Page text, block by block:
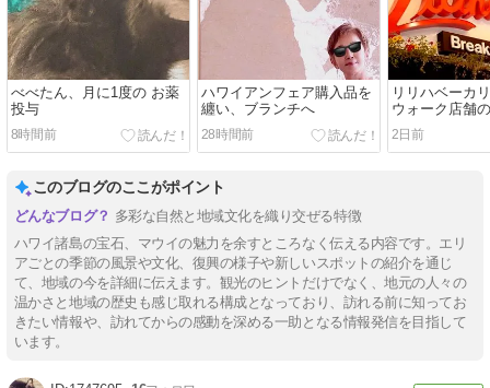
べべたん、月に1度の お薬
投与
8時間前
ハワイアンフェア購入品を
纏い、ブランチへ
28時間前
リリハベーカ
ウォーク店舗
2日前
このブログのここがポイント
多彩な自然と地域文化を織り交ぜる特徴
ハワイ諸島の宝石、マウイの魅力を余すところなく伝える内容です。エリ
アごとの季節の風景や文化、復興の様子や新しいスポットの紹介を通じ
て、地域の今を詳細に伝えます。観光のヒントだけでなく、地元の人々の
温かさと地域の歴史も感じ取れる構成となっており、訪れる前に知ってお
きたい情報や、訪れてからの感動を深める一助となる情報発信を目指して
います。